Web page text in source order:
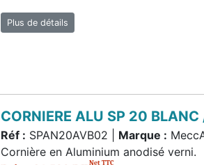
Plus de détails
CORNIERE ALU SP 20
Réf : SPAN20AVB02 | Marque :
Cornière en Aluminium anodisé verni.
Net TTC